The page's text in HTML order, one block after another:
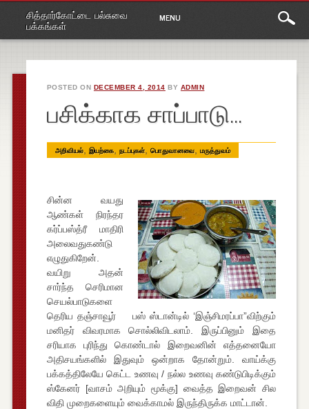
சித்தார்கோட்டை பல்சுவை
பக்கங்கள்
Main
menu
content
MENU
POSTED ON DECEMBER 4, 2014 BY ADMIN
பசிக்காக சாப்பாடு…
அறிவியல், இயற்கை, நடப்புகள், பொதுவானவை, மருத்துவம்
சின்ன வயது
ஆண்கள் நிரந்தர
கர்ப்பஸ்த்ரீ மாதிரி
அலைவதுகண்டு
எழுதுகிறேன்.
வயிறு அதன்
சார்ந்த செரிமான
செயல்பாடுகளை
தெரிய தஞ்சாவூர் பஸ் ஸ்டான்டில் ‘இஞ்சிமரப்பா”விற்கும்
மனிதர் விவரமாக சொல்லிவிடலாம். இருப்பினும் இதை
சரியாக புரிந்து கொண்டால் இறைவனின் எத்தனையோ
அதிசயங்களில் இதுவும் ஒன்றாக தோன்றும். வாய்க்கு
பக்கத்திலேயே கெட்ட உணவு / நல்ல உணவு கண்டுபிடிக்கும்
ஸ்கேனர் [வாசம் அறியும் மூக்கு] வைத்த இறைவன் சில
விதி முறைகளையும் வைக்காமல் இருந்திருக்க மாட்டான்.